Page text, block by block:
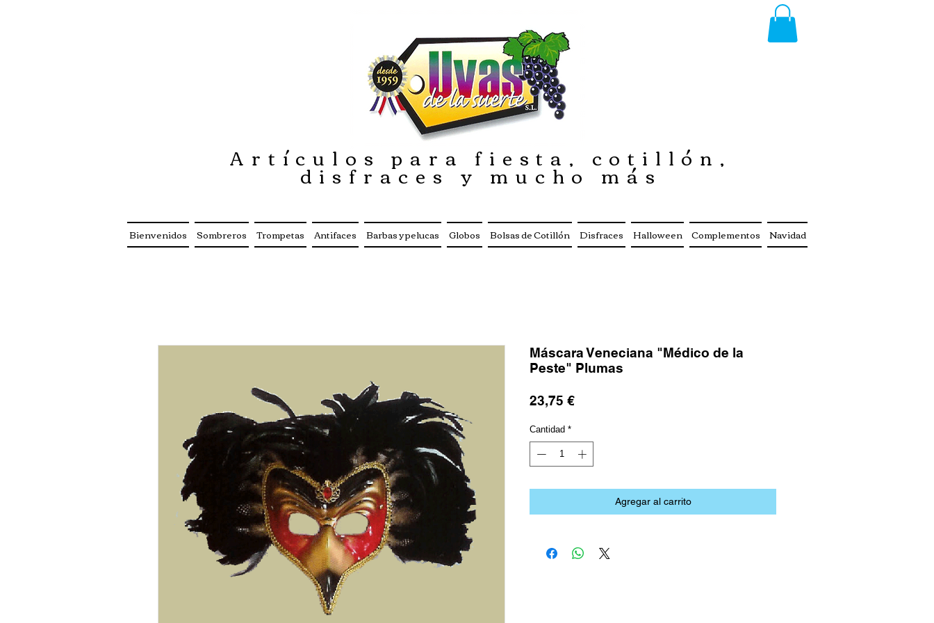
Máscara Veneciana "Médico de la
Peste" Plumas
23,75 €Precio
Cantidad *
Agregar al carrito
Artículos para fiesta, cotillón,
disfraces y mucho más
Bienvenidos Sombreros Trompetas Antifaces Barbas y pelucas Globos Bolsas de Cotillón Disfraces Halloween Complementos Navidad